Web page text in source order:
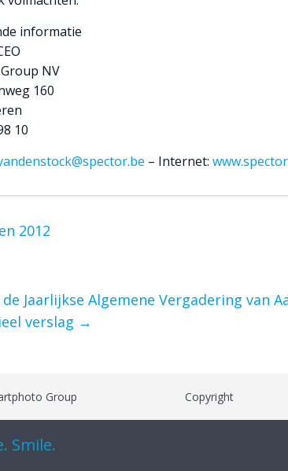
informatie
NV
160
10
– Internet:
2012
Jaarlijkse Algemene Vergadering van
verslag →
Group Copyright
Smile.